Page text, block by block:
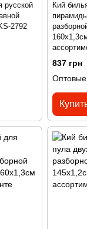
русской
2792
Кий
837 грн